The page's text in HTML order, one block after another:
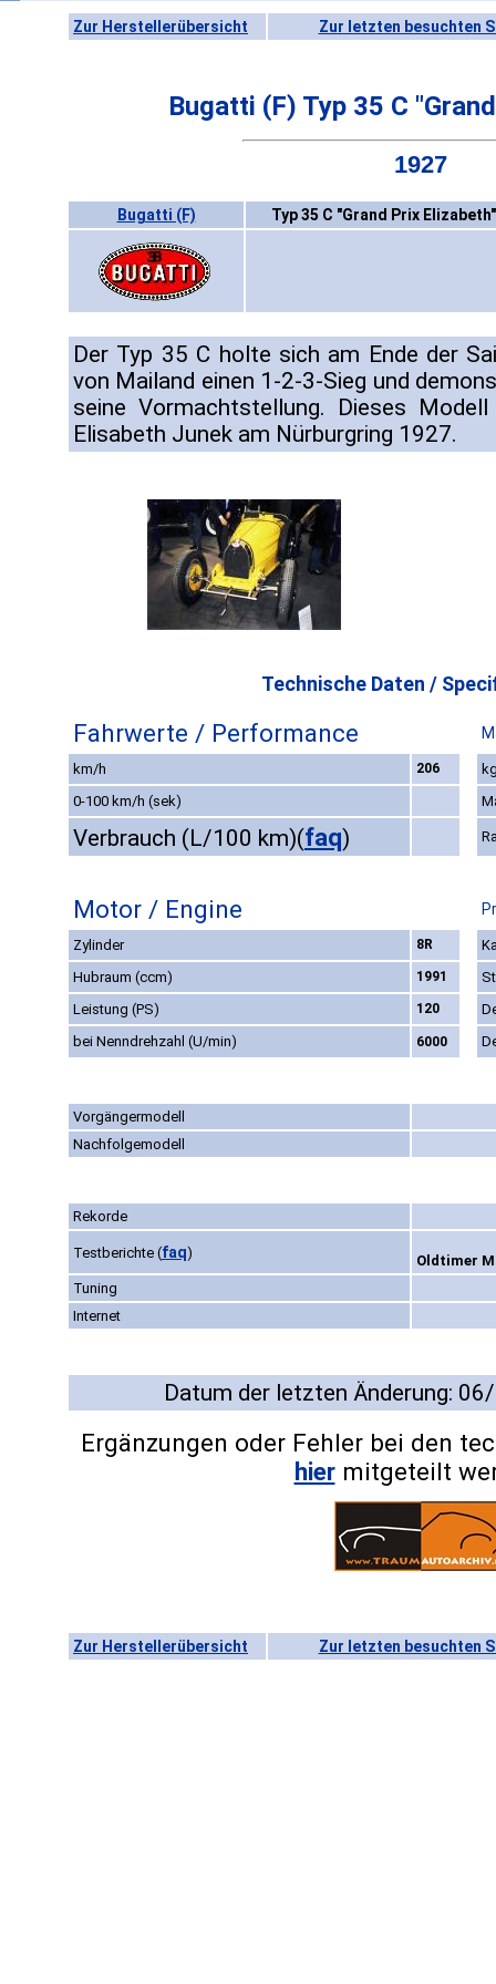
Zur Herstellerübersicht Zur letzten besuchten
Bugatti (F) Typ 35 C
1927
Bugatti (F) Typ 35 C "Grand Prix
Der Typ 35 C holte sich am Ende der
von Mailand einen 1-2-3-Sieg und
seine Vormachtstellung. Dieses
Elisabeth Junek am Nürburgring 1927.
Technische Daten /
Fahrwerte / Performance
km/h 206
0-100 km/h (sek)
Verbrauch (L/100 km)(faq)
Motor / Engine
Zylinder 8R
Hubraum (ccm)
1991
Leistung (PS)
120
bei Nenndrehzahl (U/min)
6000
Vorgängermodell
Nachfolgemodell
Rekorde
Testberichte (faq)
Oldtimer
Tuning
Internet
Datum der letzten Änderung:
Ergänzungen oder Fehler bei den
hiermitgeteilt
Zur Herstellerübersicht Zur letzten besuchten